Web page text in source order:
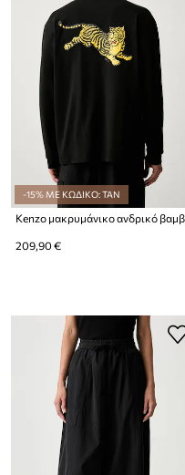
-15% ΜΕ ΚΩΔΙΚΟ: TAN
209,90 €